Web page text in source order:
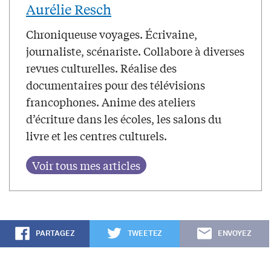
Aurélie Resch
Chroniqueuse voyages. Écrivaine,
journaliste, scénariste. Collabore à diverses
revues culturelles. Réalise des
documentaires pour des télévisions
francophones. Anime des ateliers
d’écriture dans les écoles, les salons du
livre et les centres culturels.
PARTAGEZ TWEETEZ ENVOYEZ